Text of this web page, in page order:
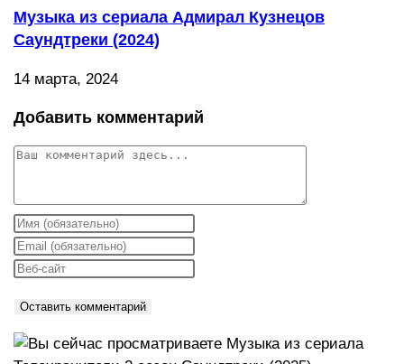
Музыка из сериала Адмирал Кузнецов
Саундтреки (2024)
14 марта, 2024
Добавить комментарий
Комментарий
Введите
свое
имя
имя
пользователя,
чтобы
Введите
свой
адрес,
чтобы
прокомментировать
Введите
вашего
веб-
сайта